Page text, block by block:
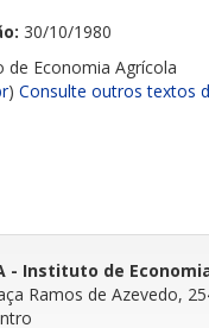
30/10/1980
de Economia Agrícola
) Consulte outros textos
- Instituto de
Ramos de Azevedo,